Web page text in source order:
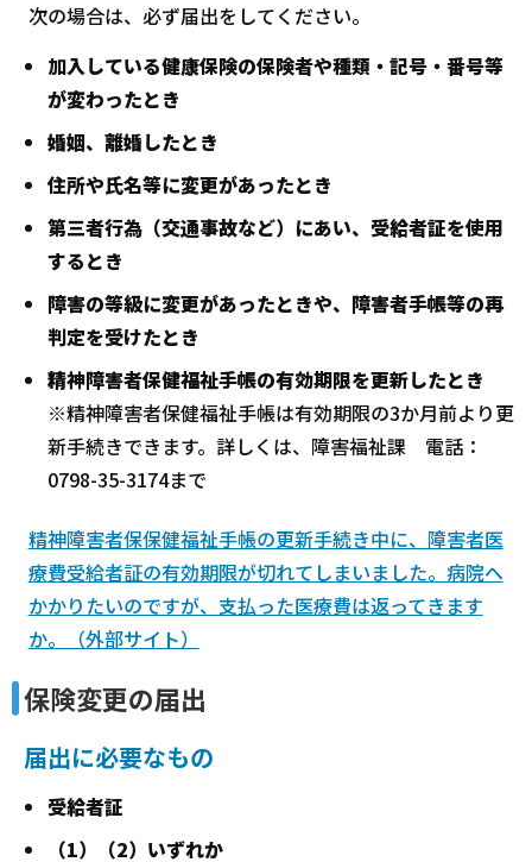
次の場合は、必ず届出をしてください。
加入している健康保険の保険者や種類・記号・番号等
が変わったとき
婚姻、離婚したとき
住所や氏名等に変更があったとき
第三者行為（交通事故など）にあい、受給者証を使用
するとき
障害の等級に変更があったときや、障害者手帳等の再
判定を受けたとき
精神障害者保健福祉手帳の有効期限を更新したとき
※精神障害者保健福祉手帳は有効期限の3か月前より更
新手続きできます。詳しくは、障害福祉課 電話：
0798-35-3174まで
精神障害者保保健福祉手帳の更新手続き中に、障害者医
療費受給者証の有効期限が切れてしまいました。病院へ
かかりたいのですが、支払った医療費は返ってきます
か。（外部サイト）
保険変更の届出
届出に必要なもの
受給者証
（1）（2） いずれか